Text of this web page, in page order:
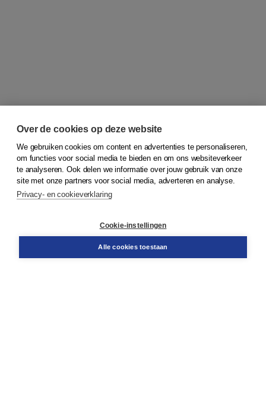
© 2026Koninklijke Boom uitgevers
Bestellen
Over de cookies op deze website
We gebruiken cookies om content en advertenties te personaliseren,
om functies voor social media te bieden en om ons websiteverkeer
te analyseren. Ook delen we informatie over jouw gebruik van onze
site met onze partners voor social media, adverteren en analyse.
Privacy- en cookieverklaring
Cookie-instellingen
Alle cookies toestaan